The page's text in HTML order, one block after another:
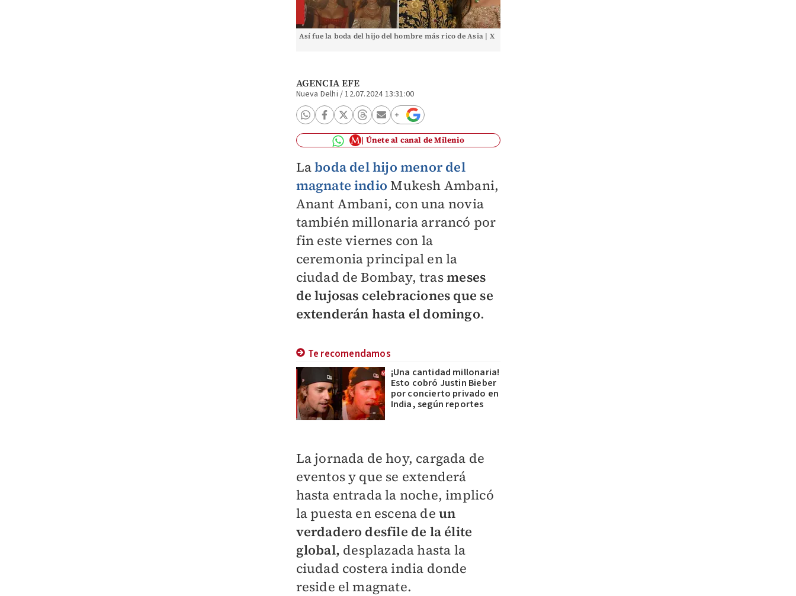
Así fue la boda del hijo del hombre más rico de Asia | X
AGENCIA EFE
Nueva Delhi /12.07.2024 13:31:00
Únete al canal de Milenio
Laboda del hijo menor del
magnate indio Mukesh Ambani,
Anant Ambani, con una novia
también millonaria arrancó por
fin este viernes con la
ceremonia principal en la
ciudad de Bombay, trasmeses
de lujosas celebraciones que se
extenderán hasta el domingo.
Te recomendamos
¡Una cantidad millonaria!
Esto cobró Justin Bieber
por concierto privado en
India, según reportes
La jornada de hoy, cargada de
eventos y que se extenderá
hasta entrada la noche, implicó
la puesta en escena deun
verdadero desfile de la élite
global, desplazada hasta la
ciudad costera india donde
reside el magnate.